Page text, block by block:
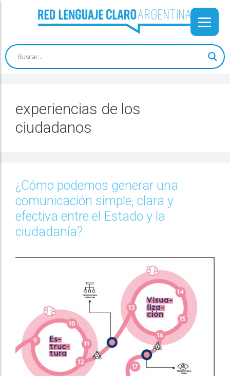
experiencias de los
ciudadanos
¿Cómo podemos generar una
comunicación simple, clara y
efectiva entre el Estado y la
ciudadanía?